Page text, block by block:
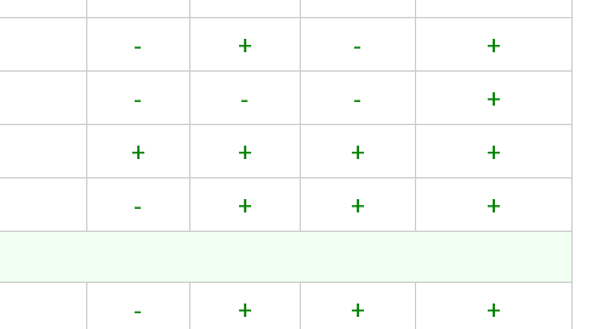
- + - +
- - - +
+ + + +
- + + +
- + + +